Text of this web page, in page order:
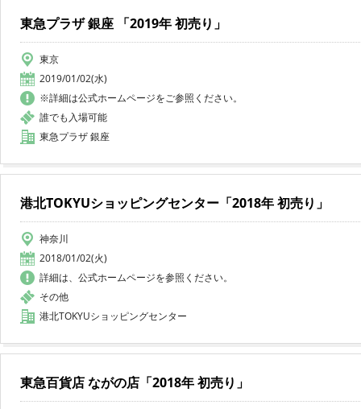
東急プラザ 銀座 「2019年 初売り」
東京
2019/01/02(水)
※詳細は公式ホームページをご参照ください。
誰でも入場可能
東急プラザ 銀座
港北TOKYUショッピングセンター「2018年 初売り」
神奈川
2018/01/02(火)
詳細は、公式ホームページを参照ください。
その他
港北TOKYUショッピングセンター
東急百貨店 ながの店「2018年 初売り」